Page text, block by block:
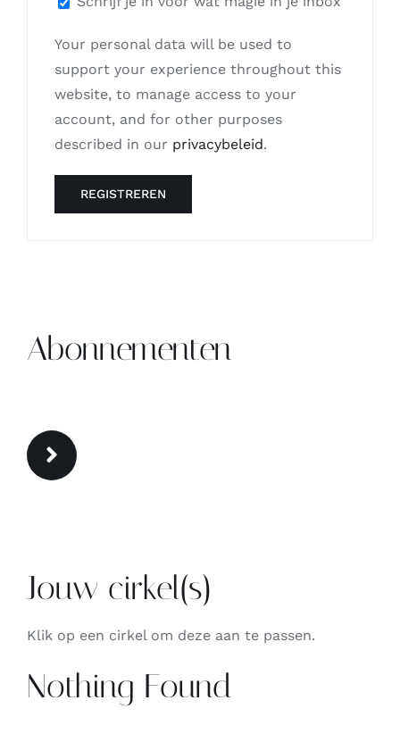
Your personal data will be used to
support your experience throughout this
website, to manage access to your
account, and for other purposes
described in our privacybeleid.
REGISTREREN
Abonnementen
Jouw cirkel(s)
Klik op een cirkel om deze aan te passen.
Nothing Found